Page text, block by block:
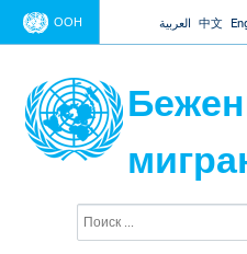
Jump to
ООН العربية 中文
и